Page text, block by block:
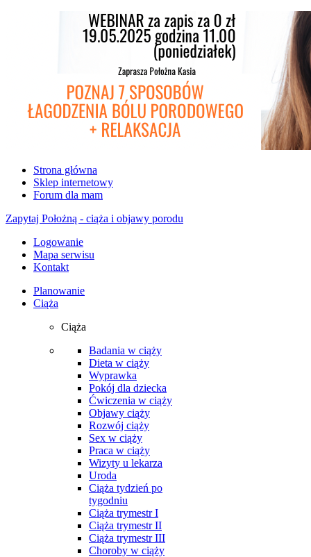
Strona główna
Sklep internetowy
Forum dla mam
Zapytaj Położną - ciąża i objawy porodu
Logowanie
Mapa serwisu
Kontakt
Planowanie
Ciąża
Ciąża
Badania w ciąży
Dieta w ciąży
Wyprawka
Pokój dla dziecka
Ćwiczenia w ciąży
Objawy ciąży
Rozwój ciąży
Sex w ciąży
Praca w ciąży
Wizyty u lekarza
Uroda
Ciąża tydzień po
tygodniu
Ciąża trymestr I
Ciąża trymestr II
Ciąża trymestr III
Choroby w ciąży